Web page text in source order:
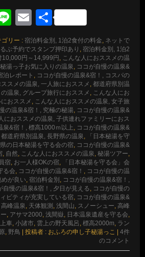
LineEmail
共
有
ゴリー : 宿泊料金別, 1泊2食付の料金 ネットで
ぶ予約でスタンプ押印あり
宿泊料金別, 1泊2
10,000円～14,999円
こんな人におススメの温
秘湯っ子お気に入りの温泉
ココが自慢の温泉&
泊レポート
ココが自慢の温泉&宿！, コスパの
スメの温泉, 一人旅におススメ 都道府県別温
温泉, グループ旅行におススメ
こんな人にお
おススメ
こんな人におススメの温泉, 女子旅
の温泉&宿！, 究極の秘湯 ココが自慢の温泉&
におススメの温泉, 子供連れファミリーにおス
泉&宿！, 標高1000ｍ以上
ココが自慢の温泉&
都道府県別温泉, 長野県の温泉
「日本秘湯を守
の日本秘湯を守る会の宿 ココが自慢の温泉&
自然 こんな人におススメの温泉 秘湯ツアー
宿 お一人様OKの宿
「日本秘湯を守る会」会
る会 ココが自慢の温泉&宿！
ココが自慢の温
が良い 宿泊料金別
ココが自慢の温泉&宿！,
自慢の温泉&宿！, 夕日が見える
ココが自慢の
ビティが充実している宿 ココが自慢の温泉&
高峰温泉 天体観測 浅間山 スノーシュー 高峰
アサマ2000 浅間嶽 日本温泉遺産を守る会
車 小諸市 雲上の野天風呂 標高2000m ラン
野鳥 | 投稿者 : おふろの申し子秘湯っこ | 4件
のコメント